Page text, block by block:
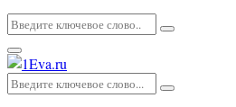
Искать:
Поиск
Основное
меню
Искать:
Поиск